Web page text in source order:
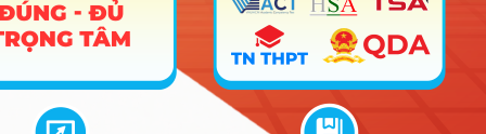
9
Công nghệ kỹ thuật
hóa học
học tập
học ở
bậc
C01; C02; C03; C04;